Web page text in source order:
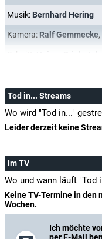
Musik: Bernhard Hering
Kamera: Ralf Gemmecke,
Tod in... Streams
Wo wird "Tod in..."
Leider derzeit keine
Im TV
Wo und wann läuft "Tod
Keine TV-Termine in den
Wochen.
Ich möchte
per E-Mail